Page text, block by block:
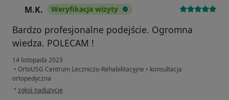
M.K. Weryfikacja wizyty
Bardzo profesjonalne podejście. Ogromna
wiedza. POLECAM !
14 listopada 2023
• OrtoUSG Centrum Leczniczo-Rehabilitacyjne • konsultacja
ortopedyczna
• w opinii użytkownika M.K.
zgłoś nadużycie